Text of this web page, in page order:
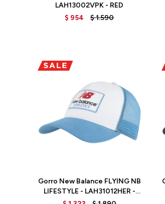
LAH13002VPK - RED
$ 954 $1.590
Gorro New Balance FLYING NB
LIFESTYLE - LAH31012HER -
BLUE